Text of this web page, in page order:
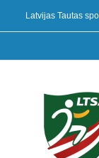
content
Latvijas Tautas